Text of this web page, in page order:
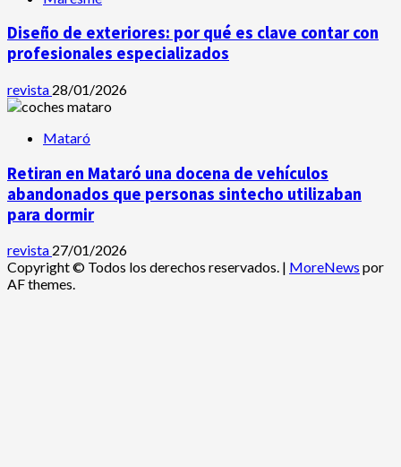
Diseño de exteriores: por qué es clave contar con
profesionales especializados
revista 28/01/2026
Mataró
Retiran en Mataró una docena de vehículos
abandonados que personas sintecho utilizaban
para dormir
revista 27/01/2026
Copyright © Todos los derechos reservados. | MoreNews por
AF themes.